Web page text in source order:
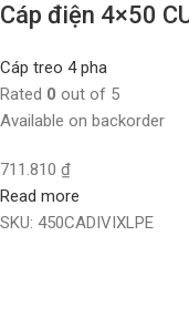
Cáp điện 4×50
Cáp treo 4 pha
Rated 0 out of 5
Available on backorder
711.810 ₫
Read more
SKU: 450CADIVIXLPE